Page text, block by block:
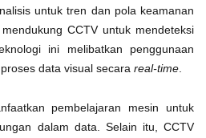
untuk tren dan pola keamanan
CCTV untuk mendeteksi
ini melibatkan penggunaan
data visual secara real-time.
pembelajaran mesin untuk
dalam data. Selain itu, CCTV